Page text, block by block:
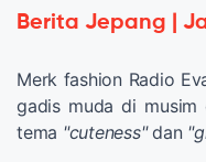
Berita Jepang |
Merk fashion Radio
gadis muda di musim
tema "cuteness"dan